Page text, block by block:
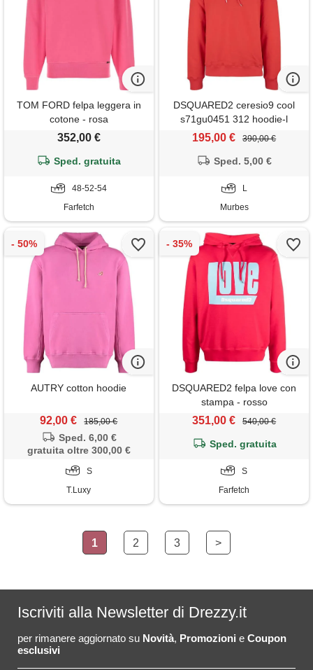
TOM FORD felpa leggera in
cotone - rosa
352,00 €
Sped. gratuita
48-52-54
Farfetch
DSQUARED2 ceresio9 cool
s71gu0451 312 hoodie-l
195,00 € 390,00 €
Sped. 5,00 €
L
Murbes
AUTRY cotton hoodie
92,00 € 185,00 €
Sped. 6,00 €
gratuita oltre 300,00 €
S
T.Luxy
DSQUARED2 felpa love con
stampa - rosso
351,00 € 540,00 €
Sped. gratuita
S
Farfetch
1 2 3 >
Iscriviti alla Newsletter di Drezzy.it
per rimanere aggiornato su Novità, Promozioni e Coupon
esclusivi